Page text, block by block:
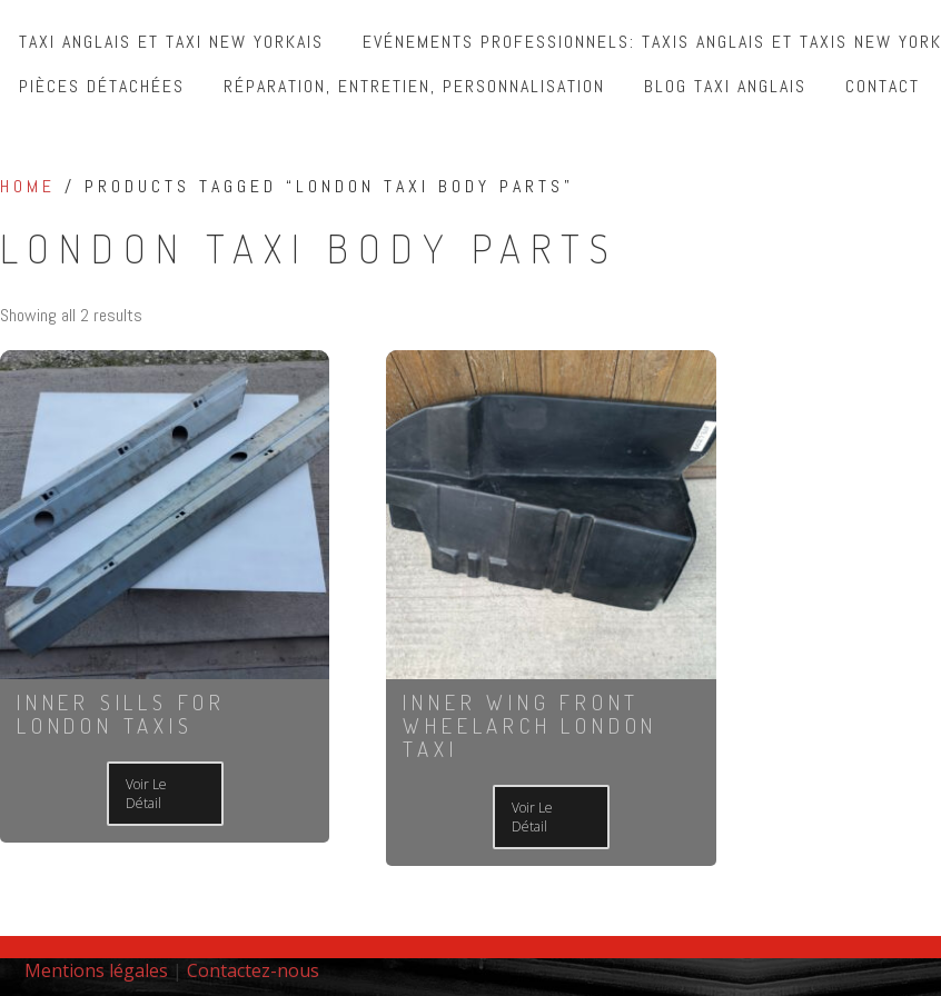
TAXI ANGLAIS ET TAXI NEW YORKAIS EVÉNEMENTS PROFESSIONNELS: TAXIS ANGLAIS ET TAXIS NEW
PIÈCES DÉTACHÉES
RÉPARATION, ENTRETIEN, PERSONNALISATION BLOG TAXI ANGLAIS CONTACT
HOME / PRODUCTS TAGGED “LONDON TAXI BODY PARTS”
LONDON TAXI BODY PARTS
Showing all 2 results
INNER SILLS FOR
LONDON TAXIS
Voir Le
Détail
INNER WING FRONT
WHEELARCH LONDON
TAXI
Voir Le
Détail
Mentions légales | Contactez-nous